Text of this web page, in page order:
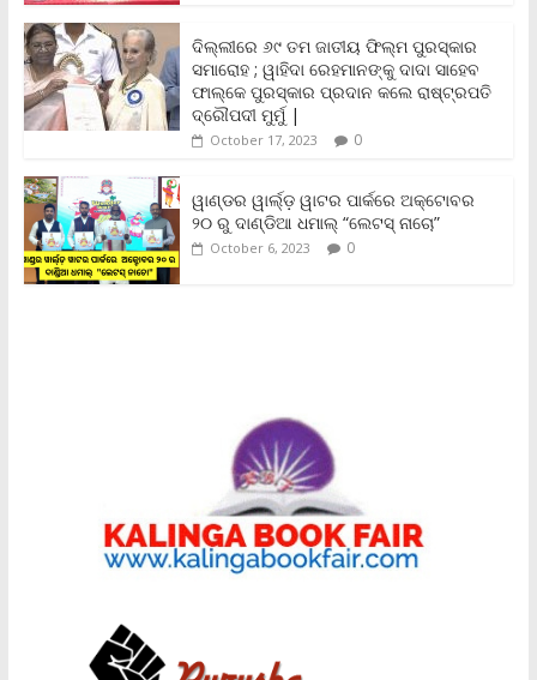
d
l
y
ଦିଲ୍ଲୀରେ ୬୯ ତମ ଜାତୀୟ ଫିଲ୍ମ ପୁରସ୍କାର
ସମାରୋହ ; ୱାହିଦା ରେହମାନଙ୍କୁ ଦାଦା ସାହେବ
ଫାଲ୍‌କେ ପୁରସ୍କାର ପ୍ରଦାନ କଲେ ରାଷ୍ଟ୍ରପତି
ଦ୍ରୌପଦୀ ମୁର୍ମୁ |
October 17, 2023 0
ୱାଣ୍ଡର ୱାର୍ଲ୍‌ଡ଼ ୱାଟର ପାର୍କରେ ଅକ୍ଟୋବର
୨୦ ରୁ ଦାଣ୍ଡିଆ ଧମାଲ୍ “ଲେଟସ୍ ନାଚୋ”
October 6, 2023 0